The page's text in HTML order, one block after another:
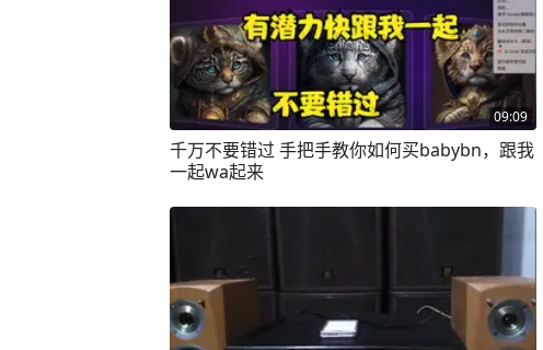
09:09
千万不要错过 手把手教你如何买babybn，跟我
一起wa起来